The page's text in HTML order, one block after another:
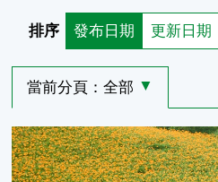
排序 發布日期 更新日期
當前分頁：全部 選擇其他分頁
金針．從產業到觀光